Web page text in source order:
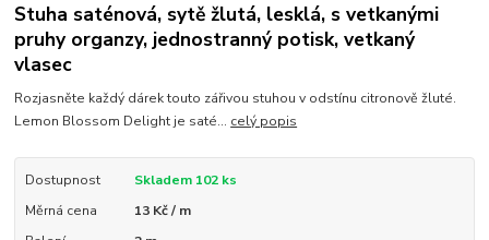
Stuha saténová, sytě žlutá, lesklá, s vetkanými
pruhy organzy, jednostranný potisk, vetkaný
vlasec
Rozjasněte každý dárek touto zářivou stuhou v odstínu citronově žluté.
Lemon Blossom Delight je saté... celý popis
Dostupnost
Skladem 102 ks
Měrná cena
13 Kč / m